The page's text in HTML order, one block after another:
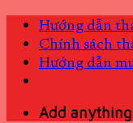
Skip
content
Hướng dẫn
Chính sách
Hướng dẫn
Add